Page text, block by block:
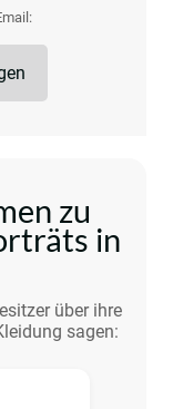
zu
in
über ihre
sagen: